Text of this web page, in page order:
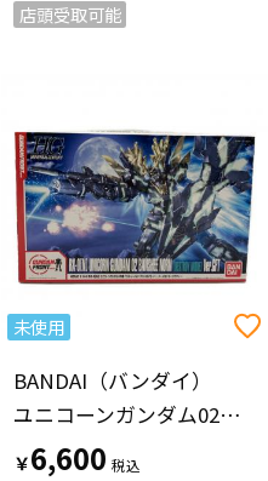
店頭受取可能
未使用
BANDAI（バンダイ）
ユニコーンガンダム02バンシィノルンバージョンGFT ガンプラ
￥6,600